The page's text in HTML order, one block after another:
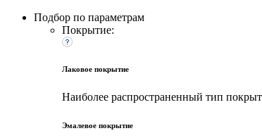
Подбор по параметрам
Покрытие:
Лаковое покрытие
Наиболее распространенный тип
Эмалевое покрытие